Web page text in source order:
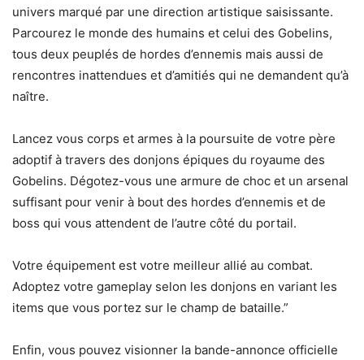
univers marqué par une direction artistique saisissante.
Parcourez le monde des humains et celui des Gobelins,
tous deux peuplés de hordes d’ennemis mais aussi de
rencontres inattendues et d’amitiés qui ne demandent qu’à
naître.
Lancez vous corps et armes à la poursuite de votre père
adoptif à travers des donjons épiques du royaume des
Gobelins. Dégotez-vous une armure de choc et un arsenal
suffisant pour venir à bout des hordes d’ennemis et de
boss qui vous attendent de l’autre côté du portail.
Votre équipement est votre meilleur allié au combat.
Adoptez votre gameplay selon les donjons en variant les
items que vous portez sur le champ de bataille.”
Enfin, vous pouvez visionner la bande-annonce officielle